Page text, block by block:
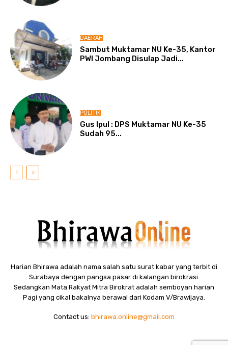
DAERAH
Sambut Muktamar NU Ke-35, Kantor
PWI Jombang Disulap Jadi...
POLITIK
Gus Ipul : DPS Muktamar NU Ke-35
Sudah 95...
Harian Bhirawa adalah nama salah satu surat kabar yang terbit di
Surabaya dengan pangsa pasar di kalangan birokrasi.
Sedangkan Mata Rakyat Mitra Birokrat adalah semboyan harian
Pagi yang cikal bakalnya berawal dari Kodam V/Brawijaya.
Contact us: bhirawa.online@gmail.com